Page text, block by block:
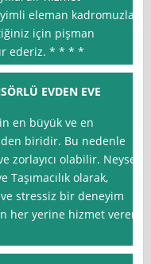
eleman kadromuzla
için pişman
ederiz. * * * *
EVDEN EVE
en büyük ve en
biridir. Bu nedenle
zorlayıcı olabilir. Neyse
olarak,
stressiz bir deneyim
her yerine hizmet veren